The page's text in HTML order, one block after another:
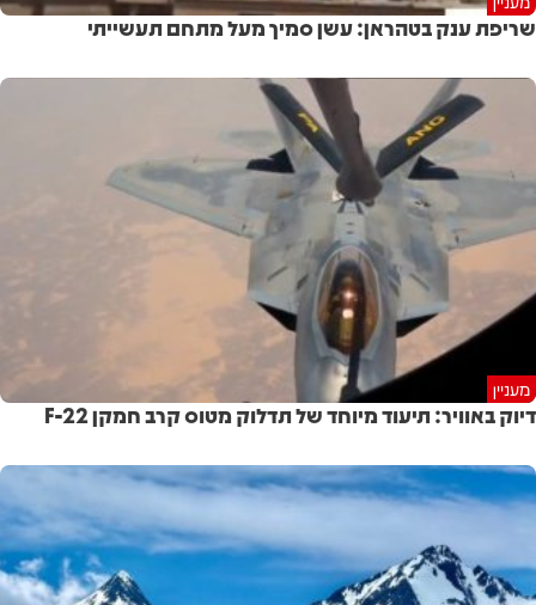
שריפת ענק בטהראן: עשן סמיך מעל מתחם תעשייתי
מעניין
דיוק באוויר: תיעוד מיוחד של תדלוק מטוס קרב חמקן F-22